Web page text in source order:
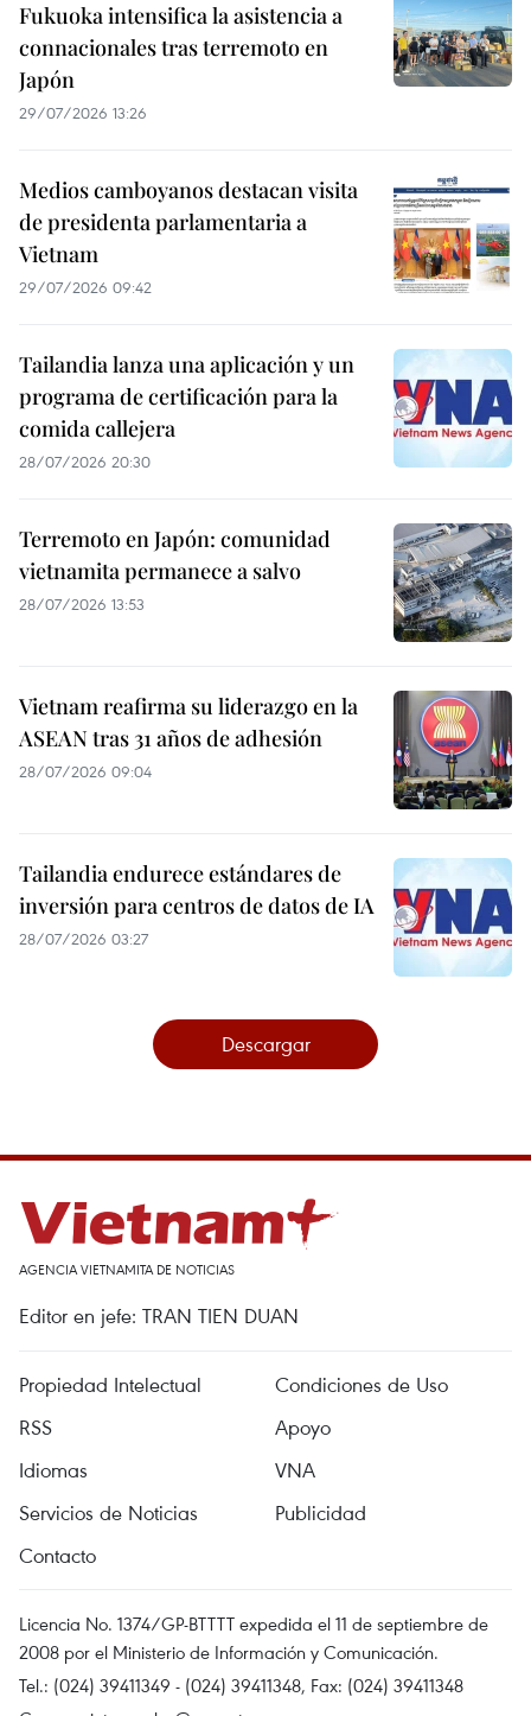
Fukuoka intensifica la asistencia a
connacionales tras terremoto en
Japón
29/07/2026 13:26
Medios camboyanos destacan visita
de presidenta parlamentaria a
Vietnam
29/07/2026 09:42
Tailandia lanza una aplicación y un
programa de certificación para la
comida callejera
28/07/2026 20:30
Terremoto en Japón: comunidad
vietnamita permanece a salvo
28/07/2026 13:53
Vietnam reafirma su liderazgo en la
ASEAN tras 31 años de adhesión
28/07/2026 09:04
Tailandia endurece estándares de
inversión para centros de datos de IA
28/07/2026 03:27
Descargar
AGENCIA VIETNAMITA DE NOTICIAS
Editor en jefe: TRAN TIEN DUAN
Propiedad Intelectual
Condiciones de Uso
RSS
Apoyo
Idiomas
VNA
Servicios de Noticias
Publicidad
Contacto
Licencia No. 1374/GP-BTTTT expedida el 11 de septiembre de
2008 por el Ministerio de Información y Comunicación.
Tel.: (024) 39411349 - (024) 39411348, Fax: (024) 39411348